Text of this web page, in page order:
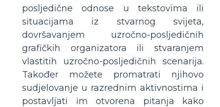
posljedične odnose u tekstovima ili
situacijama iz stvarnog svijeta,
dovršavanjem uzročno-posljedičnih
grafičkih organizatora ili stvaranjem
vlastitih uzročno-posljedičnih scenarija.
Također možete promatrati njihovo
sudjelovanje u razrednim aktivnostima i
postavljati im otvorena pitanja kako